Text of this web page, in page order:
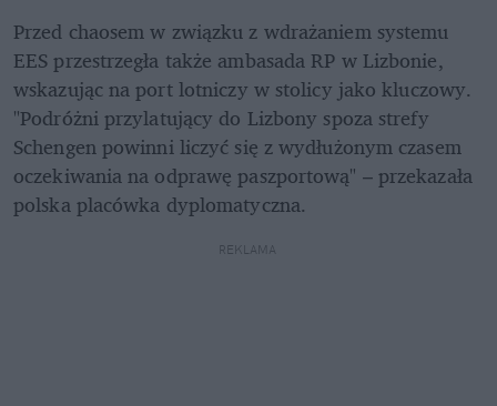
Przed chaosem w związku z wdrażaniem systemu
EES przestrzegła także ambasada RP w Lizbonie,
wskazując na port lotniczy w stolicy jako kluczowy.
"Podróżni przylatujący do Lizbony spoza strefy
Schengen powinni liczyć się z wydłużonym czasem
oczekiwania na odprawę paszportową" – przekazała
polska placówka dyplomatyczna.
REKLAMA